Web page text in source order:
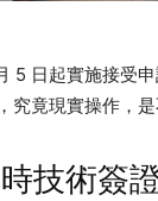
日起實施接受
竟現實操作，是
技術簽